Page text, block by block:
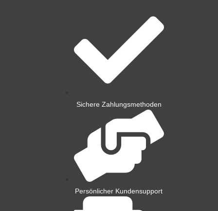
Sichere Zahlungsmethoden
Persönlicher Kundensupport